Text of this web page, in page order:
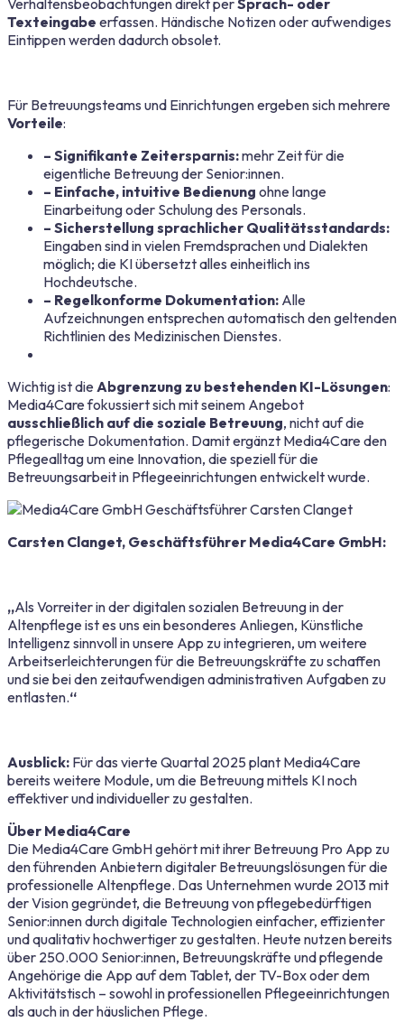
Verhaltensbeobachtungen direkt perSprach- oder
Texteingabe erfassen. Händische Notizen oder aufwendiges
Eintippen werden dadurch obsolet.
Für Betreuungsteams und Einrichtungen ergeben sich mehrere
Vorteile:
– Signifikante Zeitersparnis:mehr Zeit für die
eigentliche Betreuung der Senior:innen.
– Einfache, intuitive Bedienung ohne lange
Einarbeitung oder Schulung des Personals.
– Sicherstellung sprachlicher Qualitätsstandards:
Eingaben sind invielen Fremdsprachen und Dialekten
möglich; die KI übersetzt alles einheitlich ins
Hochdeutsche.
– Regelkonforme Dokumentation: Alle
Aufzeichnungen entsprechen automatisch den geltenden
Richtlinien des Medizinischen Dienstes.
Wichtig ist die Abgrenzung zu bestehenden KI-Lösungen:
Media4Care fokussiert sich mit seinem Angebot
ausschließlich auf die soziale Betreuung, nicht auf die
pflegerische Dokumentation. Damit ergänzt Media4Care den
Pflegealltag um eine Innovation, die speziell für die
Betreuungsarbeit in Pflegeeinrichtungen entwickelt wurde.
Carsten Clanget, Geschäftsführer Media4Care GmbH:
„Als Vorreiter in der digitalen sozialen Betreuung in der
Altenpflege ist es uns ein besonderes Anliegen, Künstliche
Intelligenz sinnvoll in unsere App zu integrieren, um weitere
Arbeitserleichterungen für die Betreuungskräfte zu schaffen
und sie bei den zeitaufwendigen administrativen Aufgaben zu
entlasten.“
Ausblick: Für das vierte Quartal 2025 plant Media4Care
bereits weitere Module, um die Betreuung mittels KI noch
effektiver und individueller zu gestalten.
Über Media4Care
Die Media4Care GmbH gehört mit ihrer Betreuung Pro App zu
den führenden Anbietern digitaler Betreuungslösungen für die
professionelle Altenpflege. Das Unternehmen wurde 2013 mit
der Vision gegründet, die Betreuung von pflegebedürftigen
Senior:innen durch digitale Technologien einfacher, effizienter
und qualitativ hochwertiger zu gestalten. Heute nutzen bereits
über 250.000 Senior:innen, Betreuungskräfte und pflegende
Angehörige die App auf dem Tablet, der TV-Box oder dem
Aktivitätstisch – sowohl in professionellen Pflegeeinrichtungen
als auch in der häuslichen Pflege.